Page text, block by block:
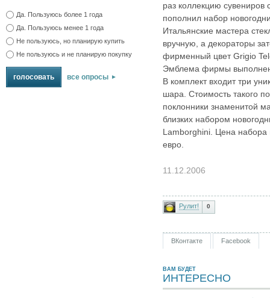
Да. Пользуюсь более 1 года
Да. Пользуюсь менее 1 года
Не пользуюсь, но планирую купить
Не пользуюсь и не планирую покупку
все опросы
раз коллекцию
пополнил набор
Итальянские мастера
вручную, а декораторы
фирменный цвет Grigio
Эмблема фирмы
В комплект входит три
шара. Стоимость такого
поклонники знаменитой
близких набором
Lamborghini. Цена набора
евро.
11.12.2006
Рулит! 0
ВКонтакте Facebook
ВАМ БУДЕТ
ИНТЕРЕСНО